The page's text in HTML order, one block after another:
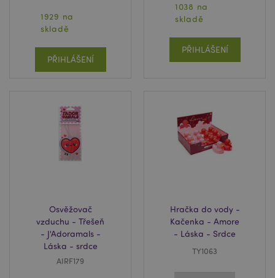
1929 na
skladě
PŘIHLÁŠENÍ
1038 na
skladě
PŘIHLÁŠENÍ
Osvěžovač
vzduchu - Třešeň
- J'Adoramals -
Láska - srdce
AIRF179
Hračka do vody -
Kačenka - Amore
- Láska - Srdce
TY1063